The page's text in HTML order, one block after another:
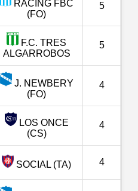
RACING FBC
(FO)
5
F.C. TRES
ALGARROBOS
5
J. NEWBERY
(FO)
4
LOS ONCE
(CS)
4
SOCIAL (TA) 4